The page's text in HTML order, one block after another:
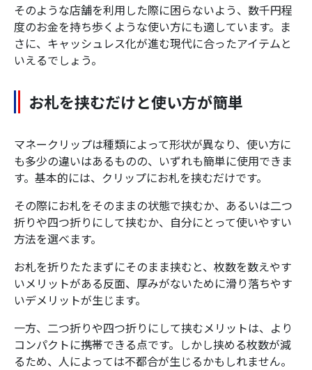
そのような店舗を利用した際に困らないよう、数千円程
度のお金を持ち歩くような使い方にも適しています。ま
さに、キャッシュレス化が進む現代に合ったアイテムと
いえるでしょう。
お札を挟むだけと使い方が簡単
マネークリップは種類によって形状が異なり、使い方に
も多少の違いはあるものの、いずれも簡単に使用できま
す。基本的には、クリップにお札を挟むだけです。
その際にお札をそのままの状態で挟むか、あるいは二つ
折りや四つ折りにして挟むか、自分にとって使いやすい
方法を選べます。
お札を折りたたまずにそのまま挟むと、枚数を数えやす
いメリットがある反面、厚みがないために滑り落ちやす
いデメリットが生じます。
一方、二つ折りや四つ折りにして挟むメリットは、より
コンパクトに携帯できる点です。しかし挟める枚数が減
るため、人によっては不都合が生じるかもしれません。